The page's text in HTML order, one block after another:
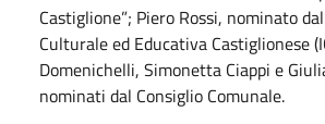
Castiglione”; Piero Rossi, nominato
Culturale ed Educativa Castiglionese
Domenichelli, Simonetta Ciappi e
nominati dal Consiglio Comunale.